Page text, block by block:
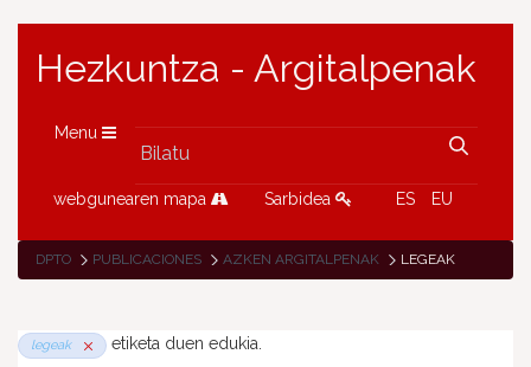
Hezkuntza - Argitalpenak
Menu
webgunearen mapa Sarbidea ES EU
DPTO PUBLICACIONES AZKEN ARGITALPENAK LEGEAK
legeak etiketa duen edukia.